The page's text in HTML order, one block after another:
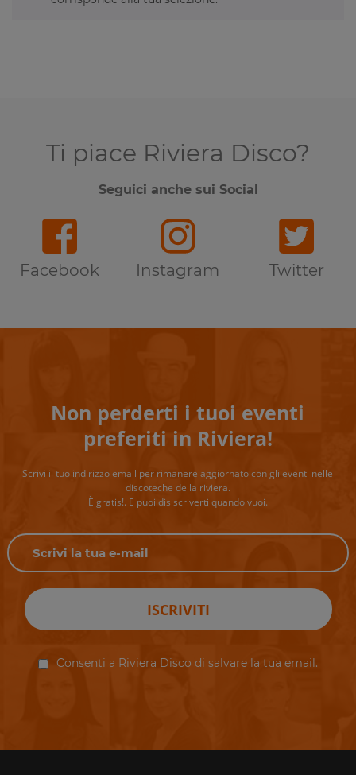
Ti piace Riviera Disco?
Seguici anche sui Social
Facebook Instagram Twitter
Non perderti i tuoi eventi
preferiti in Riviera!
Scrivi il tuo indirizzo email per rimanere aggiornato con gli eventi nelle
discoteche della riviera.
È gratis!. E puoi disiscriverti quando vuoi.
ISCRIVITI
Consenti a Riviera Disco di salvare la tua email.